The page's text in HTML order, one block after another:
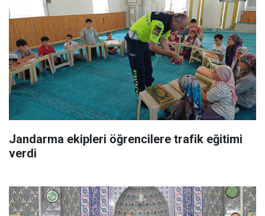
Jandarma ekipleri öğrencilere trafik eğitimi
verdi